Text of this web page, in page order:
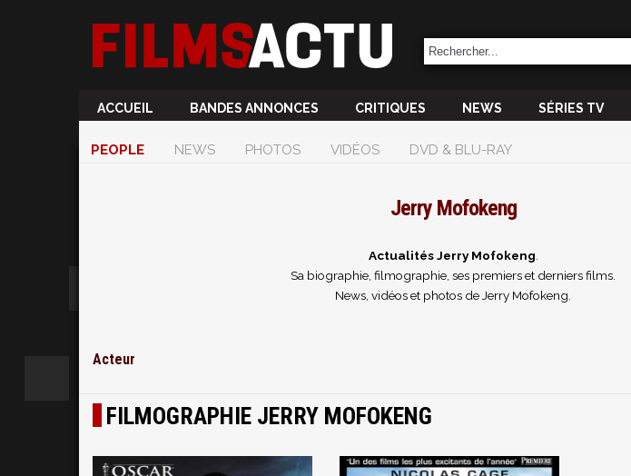
ACCUEIL BANDES ANNONCES CRITIQUES NEWS SÉRIES TV
PEOPLE NEWS PHOTOS VIDÉOS DVD & BLU-RAY
Jerry Mofokeng
Actualités Jerry Mofokeng
Sa biographie, filmographie, ses premiers et derniers films.
News, vidéos et photos de Jerry Mofokeng.
Acteur
FILMOGRAPHIE JERRY MOFOKENG